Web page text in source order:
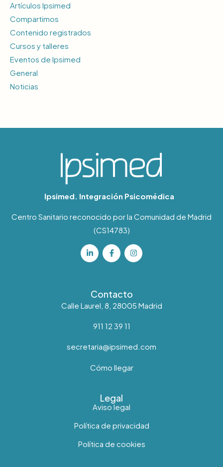
Artículos Ipsimed
Compartimos
Contenido registrados
Cursos y talleres
Eventos de Ipsimed
General
Noticias
Ipsimed. Integración Psicomédica
Centro Sanitario reconocido por la Comunidad de Madrid
(CS14783)
Contacto
Calle Laurel, 8, 28005 Madrid
911 12 39 11
secretaria@ipsimed.com
Cómo llegar
Legal
Aviso legal
Política de privacidad
Política de cookies